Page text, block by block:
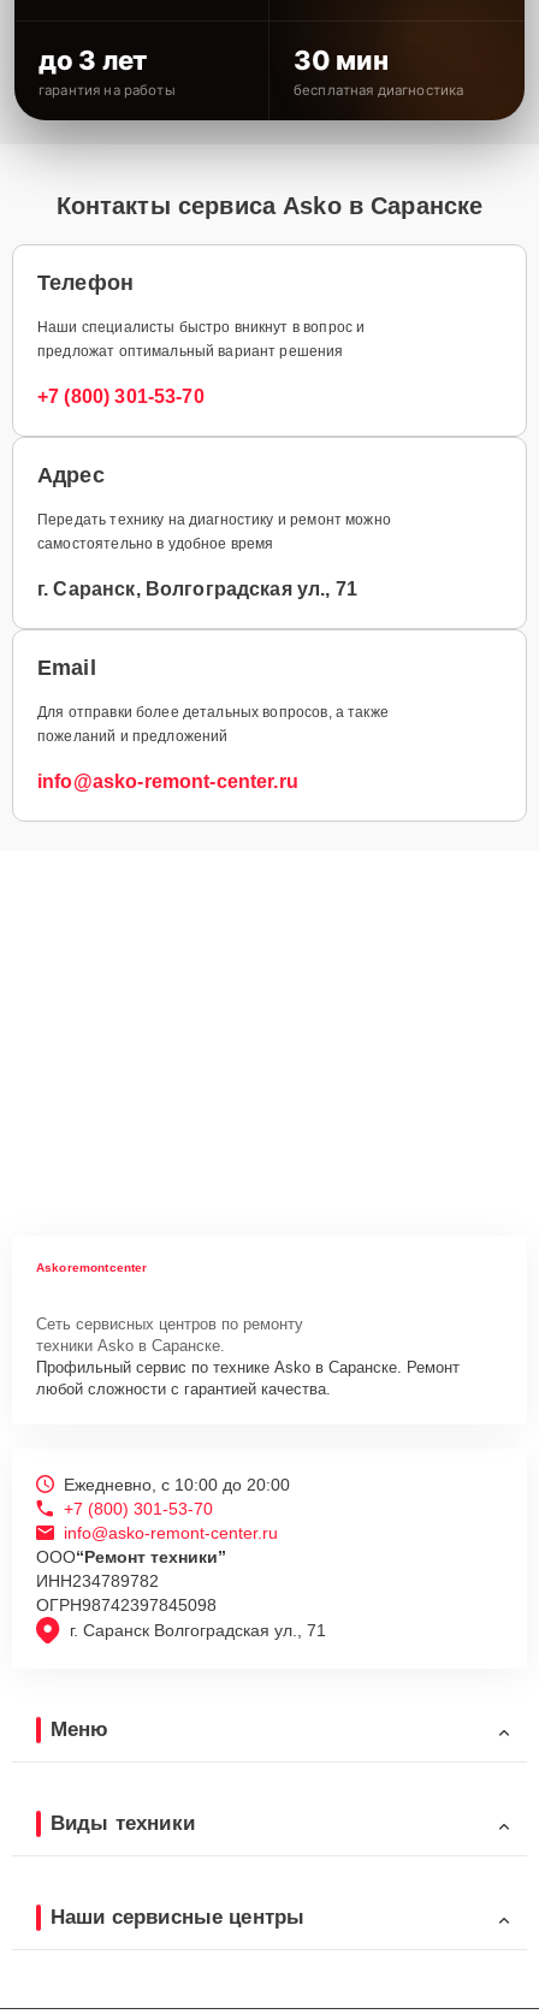
до 3 лет
гарантия на работы
30 мин
бесплатная диагностика
Контакты сервиса Asko в Саранске
Телефон
Наши специалисты быстро вникнут в вопрос и
предложат оптимальный вариант решения
+7 (800) 301-53-70
Адрес
Передать технику на диагностику и ремонт можно
самостоятельно в удобное время
г. Саранск, Волгоградская ул., 71
Email
Для отправки более детальных вопросов, а также
пожеланий и предложений
info@asko-remont-center.ru
Askoremontcenter
Сеть сервисных центров по ремонту
техники Asko в Саранске.
Профильный сервис по технике Asko в Саранске. Ремонт
любой сложности с гарантией качества.
г. Саранск Волгоградская ул., 71
Ежедневно, с 10:00 до 20:00
+7 (800) 301-53-70
info@asko-remont-center.ru
ООО“Ремонт техники”
ИНН234789782
ОГРН98742397845098
Меню
Виды техники
Наши сервисные центры